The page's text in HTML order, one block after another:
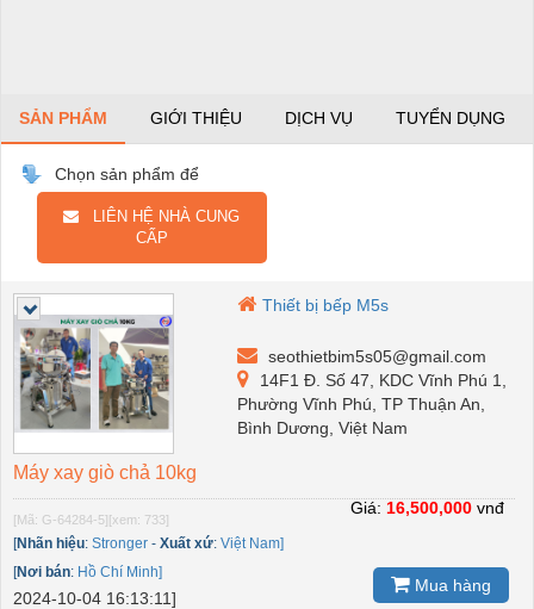
SẢN PHẨM GIỚI THIỆU DỊCH VỤ TUYỂN DỤNG
Chọn sản phẩm để
LIÊN HỆ NHÀ CUNG
CẤP
Thiết bị bếp M5s
seothietbim5s05@gmail.com
14F1 Đ. Số 47, KDC Vĩnh Phú 1,
Phường Vĩnh Phú, TP Thuận An,
Bình Dương, Việt Nam
Máy xay giò chả 10kg
[Mã: G-64284-5][xem: 733]
[Nhãn hiệu: Stronger - Xuất xứ: Việt Nam]
[Nơi bán: Hồ Chí Minh]
2024-10-04 16:13:11]
Giá: 16,500,000 vnđ
Mua hàng